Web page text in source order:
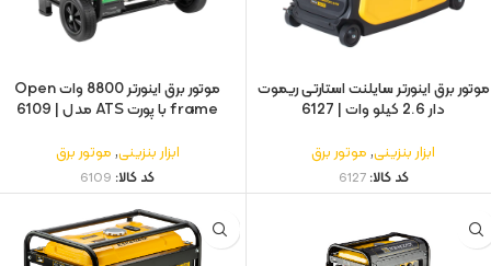
موتور برق اینورتر سایلنت استارتی ریموت
دار 2.6 کیلو وات | 6127
ابزار بنزینی,موتور برق
کد کالا:6127
موتور برق اینورتر 8800 وات Open
frame با پورت ATS مدل | 6109
ابزار بنزینی,موتور برق
کد کالا: 6109